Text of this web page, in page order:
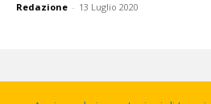
Redazione - 13 Luglio 2020